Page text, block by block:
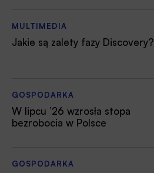
MULTIMEDIA
Jakie są zalety fazy Discovery?
GOSPODARKA
W lipcu ’26 wzrosła stopa
bezrobocia w Polsce
GOSPODARKA